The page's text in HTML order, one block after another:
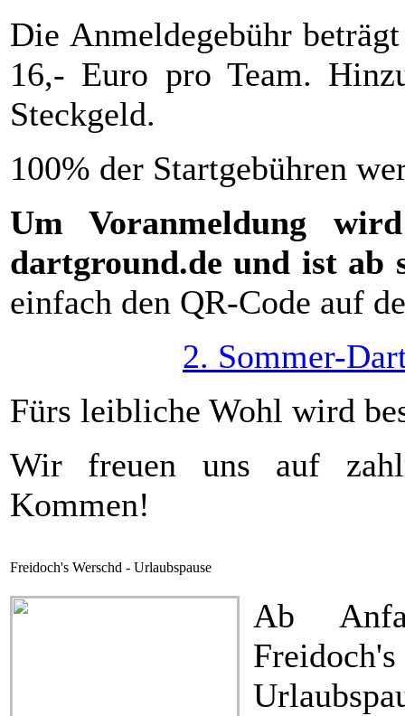
Die Anmeldegebühr
16,- Euro pro Team.
Steckgeld.
100% der Startgebühren
Um Voranmeldung
dartground.de und ist ab
einfach den QR-Code auf
2. Sommer-
Fürs leibliche Wohl wird
Wir freuen uns auf
Kommen!
Freidoch's Werschd - Urlaubspause
Ab